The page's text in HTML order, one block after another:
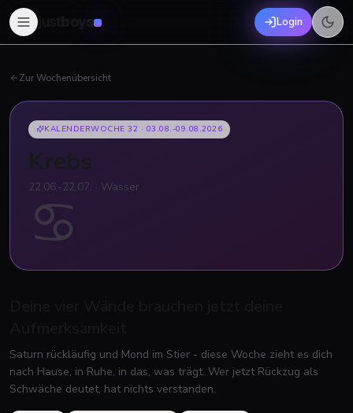
boys Login
Zur Wochenübersicht
KALENDERWOCHE 32 · 03.08.-09.08.2026
Krebs
22.06.-22.07. · Wasser
♋
Saturn rückläufig und Mond im Stier - diese Woche zieht es dich
nach Hause, in Ruhe, in das, was trägt. Wer jetzt Rückzug als
Schwäche deutet, hat nichts verstanden.